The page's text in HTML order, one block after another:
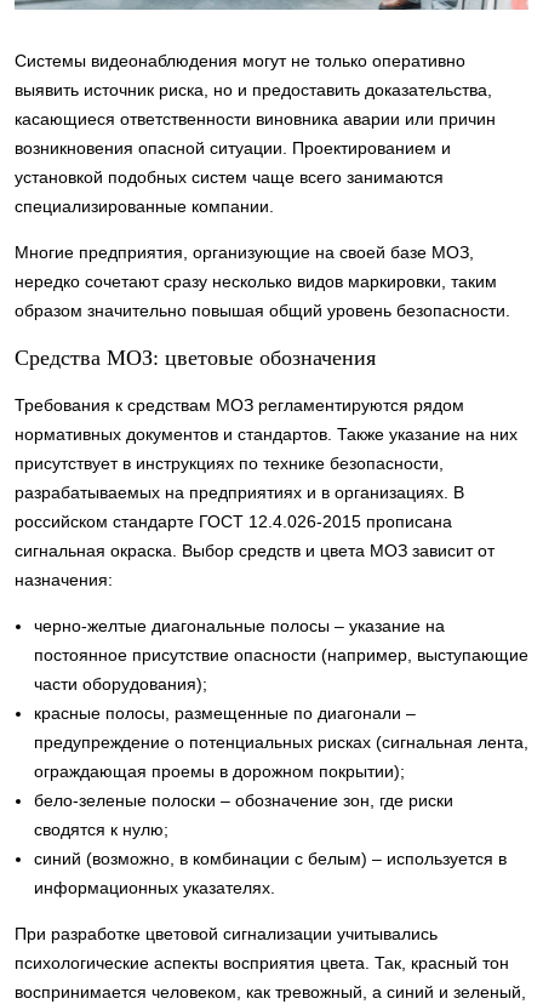
Системы видеонаблюдения могут не только оперативно
выявить источник риска, но и предоставить доказательства,
касающиеся ответственности виновника аварии или причин
возникновения опасной ситуации. Проектированием и
установкой подобных систем чаще всего занимаются
специализированные компании.
Многие предприятия, организующие на своей базе МОЗ,
нередко сочетают сразу несколько видов маркировки, таким
образом значительно повышая общий уровень безопасности.
Средства МОЗ: цветовые обозначения
Требования к средствам МОЗ регламентируются рядом
нормативных документов и стандартов. Также указание на них
присутствует в инструкциях по технике безопасности,
разрабатываемых на предприятиях и в организациях. В
российском стандарте ГОСТ 12.4.026-2015 прописана
сигнальная окраска. Выбор средств и цвета МОЗ зависит от
назначения:
черно-желтые диагональные полосы – указание на
постоянное присутствие опасности (например, выступающие
части оборудования);
красные полосы, размещенные по диагонали –
предупреждение о потенциальных рисках (сигнальная лента,
ограждающая проемы в дорожном покрытии);
бело-зеленые полоски – обозначение зон, где риски
сводятся к нулю;
синий (возможно, в комбинации с белым) – используется в
информационных указателях.
При разработке цветовой сигнализации учитывались
психологические аспекты восприятия цвета. Так, красный тон
воспринимается человеком, как тревожный, а синий и зеленый,